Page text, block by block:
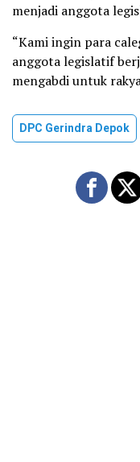
menjadi anggota
“Kami ingin para
anggota legislatif
mengabdi untuk
DPC Gerindra Depok